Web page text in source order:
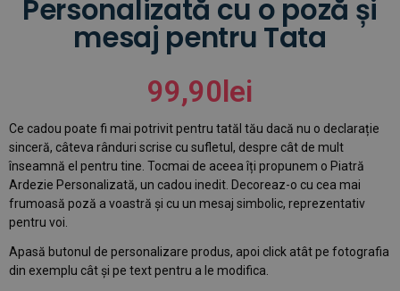
Personalizată cu o poză și
mesaj pentru Tata
99,90lei
Ce cadou poate fi mai potrivit pentru tatăl tău dacă nu o declarație
sinceră, câteva rânduri scrise cu sufletul, despre cât de mult
înseamnă el pentru tine. Tocmai de aceea îți propunem o Piatră
Ardezie Personalizată, un cadou inedit. Decoreaz-o cu cea mai
frumoasă poză a voastră și cu un mesaj simbolic, reprezentativ
pentru voi.
Apasă butonul de personalizare produs, apoi click atât pe fotografia
din exemplu cât și pe text pentru a le modifica.